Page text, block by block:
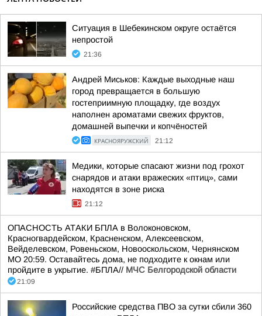
Ситуация в Шебекинском округе остаётся
непростой
21:36
Андрей Миськов: Каждые выходные наш
город превращается в большую
гостеприимную площадку, где воздух
наполнен ароматами свежих фруктов,
домашней выпечки и копчёностей
КРАСНОЯРУЖСКИЙ 21:12
Медики, которые спасают жизни под грохот
снарядов и атаки вражеских «птиц», сами
находятся в зоне риска
21:12
ОПАСНОСТЬ АТАКИ БПЛА в Волоконовском,
Красногвардейском, Красненском, Алексеевском,
Вейделевском, Ровеньском, Новооскольском, Чернянском
МО 20:59. Оставайтесь дома, не подходите к окнам или
пройдите в укрытие. #БПЛА// МЧС Белгородской области
21:09
Российские средства ПВО за сутки сбили 360